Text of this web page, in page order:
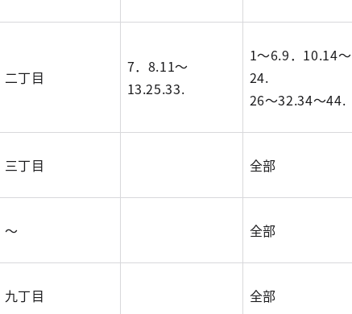
二丁目
7．8.11～
13.25.33.
1～6.9．10.14～
24.
26～32.34～44.
三丁目 全部
～ 全部
九丁目 全部